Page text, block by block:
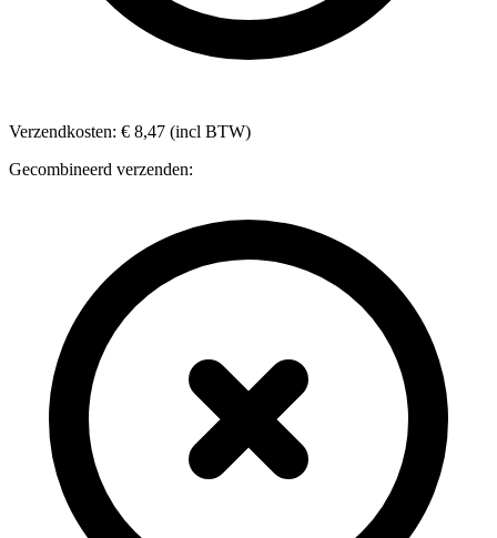
Verzendkosten: € 8,47 (incl BTW)
Gecombineerd verzenden: